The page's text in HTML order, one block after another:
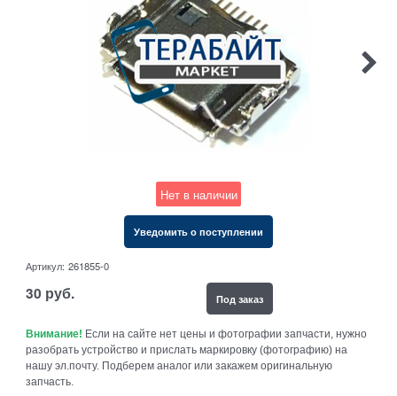
Нет в наличии
Уведомить о поступлении
Артикул: 261855-0
30 руб. Под заказ
Внимание! Если на сайте нет цены и фотографии запчасти, нужно
разобрать устройство и прислать маркировку (фотографию) на
нашу эл.почту. Подберем аналог или закажем оригинальную
запчасть.